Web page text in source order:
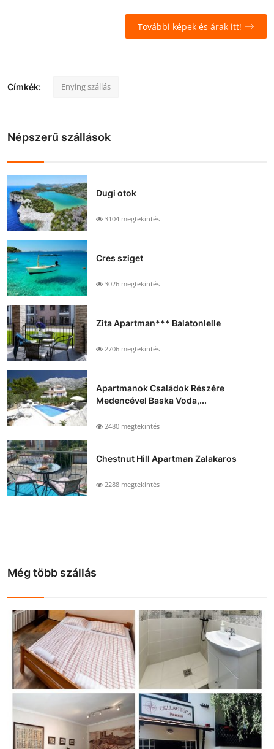
További képek és árak itt!
Címkék: Enying szállás
Népszerű szállások
Dugi otok
3104 megtekintés
Cres sziget
3026 megtekintés
Zita Apartman*** Balatonlelle
2706 megtekintés
Apartmanok Családok Részére
Medencével Baska Voda,...
2480 megtekintés
Chestnut Hill Apartman Zalakaros
2288 megtekintés
Még több szállás